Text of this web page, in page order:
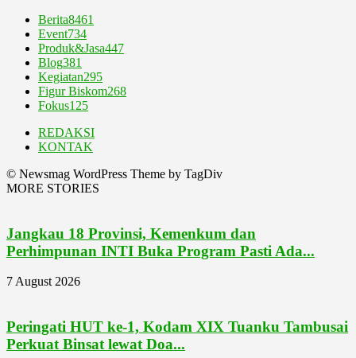
Berita8461
Event734
Produk&Jasa447
Blog381
Kegiatan295
Figur Biskom268
Fokus125
REDAKSI
KONTAK
© Newsmag WordPress Theme by TagDiv
MORE STORIES
Jangkau 18 Provinsi, Kemenkum dan
Perhimpunan INTI Buka Program Pasti Ada...
7 August 2026
Peringati HUT ke-1, Kodam XIX Tuanku Tambusai
Perkuat Binsat lewat Doa...